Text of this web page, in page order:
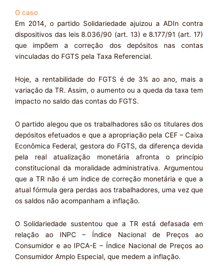
O caso
Em 2014, o partido Solidariedade ajuizou a ADIn contra
dispositivos das leis 8.036/90 (art. 13) e 8.177/91 (art. 17)
que impõem a correção dos depósitos nas contas
vinculadas do FGTS pela Taxa Referencial.
Hoje, a rentabilidade do FGTS é de 3% ao ano, mais a
variação da TR. Assim, o aumento ou a queda da taxa tem
impacto no saldo das contas do FGTS.
O partido alegou que os trabalhadores são os titulares dos
depósitos efetuados e que a apropriação pela CEF – Caixa
Econômica Federal, gestora do FGTS, da diferença devida
pela real atualização monetária afronta o princípio
constitucional da moralidade administrativa. Argumentou
que a TR não é um índice de correção monetária e que a
atual fórmula gera perdas aos trabalhadores, uma vez que
os saldos não acompanham a inflação.
O Solidariedade sustentou que a TR está defasada em
relação ao INPC – Índice Nacional de Preços ao
Consumidor e ao IPCA-E – Índice Nacional de Preços ao
Consumidor Amplo Especial, que medem a inflação.